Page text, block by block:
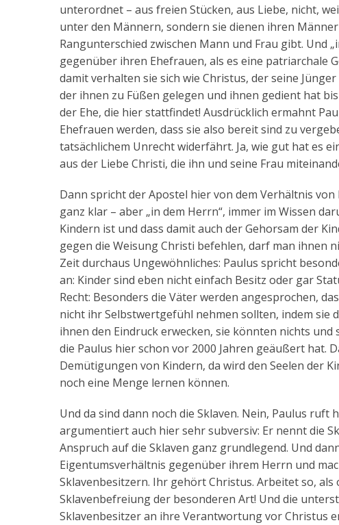
unterordnet – aus freien Stücken, aus Liebe, nicht,
unter den Männern, sondern sie dienen ihren
Rangunterschied zwischen Mann und Frau gibt. Und
gegenüber ihren Ehefrauen, als es eine patriarchale
damit verhalten sie sich wie Christus, der seine
der ihnen zu Füßen gelegen und ihnen gedient hat
der Ehe, die hier stattfindet! Ausdrücklich ermahnt
Ehefrauen werden, dass sie also bereit sind zu
tatsächlichem Unrecht widerfährt. Ja, wie gut hat es
aus der Liebe Christi, die ihn und seine Frau
Dann spricht der Apostel hier von dem Verhältnis
ganz klar – aber „in dem Herrn“, immer im Wissen
Kindern ist und dass damit auch der Gehorsam der
gegen die Weisung Christi befehlen, darf man ihnen
Zeit durchaus Ungewöhnliches: Paulus spricht
an: Kinder sind eben nicht einfach Besitz oder gar
Recht: Besonders die Väter werden angesprochen,
nicht ihr Selbstwertgefühl nehmen sollten, indem sie
ihnen den Eindruck erwecken, sie könnten nichts
die Paulus hier schon vor 2000 Jahren geäußert hat.
Demütigungen von Kindern, da wird den Seelen der
noch eine Menge lernen können.
Und da sind dann noch die Sklaven. Nein, Paulus
argumentiert auch hier sehr subversiv: Er nennt die
Anspruch auf die Sklaven ganz grundlegend. Und
Eigentumsverhältnis gegenüber ihrem Herrn und
Sklavenbesitzern. Ihr gehört Christus. Arbeitet so,
Sklavenbefreiung der besonderen Art! Und die
Sklavenbesitzer an ihre Verantwortung vor Christus